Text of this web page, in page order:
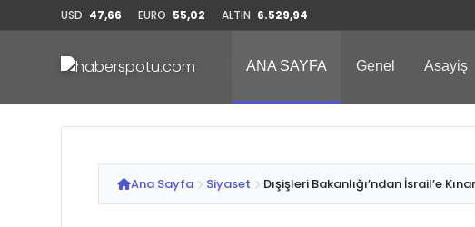
USD 47,66 EURO 55,02 ALTIN 6.529,94
ANA SAYFA Genel Asayiş
Ana Sayfa Siyaset Dışişleri Bakanlığı’ndan İsrail’e